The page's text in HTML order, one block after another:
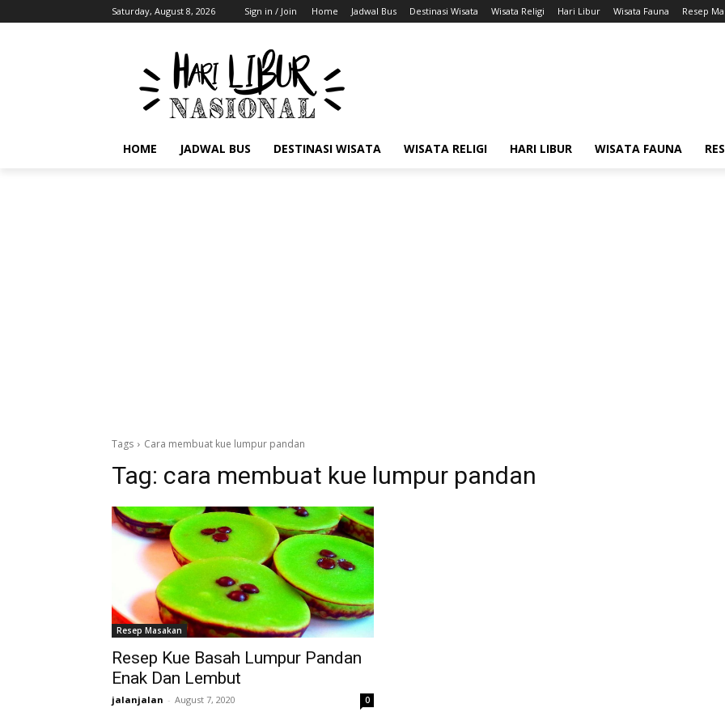
Saturday, August 8, 2026 Sign in / Join Home Jadwal Bus Destinasi Wisata Wisata Religi Hari Libur Wisata Fauna Resep
HOME JADWAL BUS DESTINASI WISATA WISATA RELIGI HARI LIBUR WISATA FAUNA
Tags Cara membuat kue lumpur pandan
Tag: cara membuat kue lumpur pandan
Resep Masakan
Resep Kue Basah Lumpur Pandan
Enak Dan Lembut
jalanjalan - August 7, 2020 0